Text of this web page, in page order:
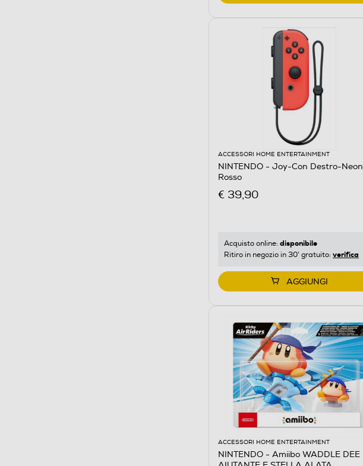
ACCESSORI HOME ENTERTAINMENT
NINTENDO - Joy-Con Destro-Neon
Rosso
€ 39,90
Acquisto online: disponibile
Ritiro in negozio in 30' gratuito: verifica
AGGIUNGI
ACCESSORI HOME ENTERTAINMENT
NINTENDO - Amiibo WADDLE DEE